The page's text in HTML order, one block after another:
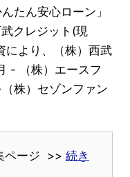
たん安心ローン」
クレジット(現
により、（株）西武
- （株）エースフ
株）セゾンファン
ページ >> 続き